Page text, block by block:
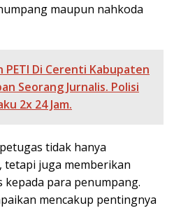
maupun nahkoda
PETI Di Cerenti Kabupaten
Seorang Jurnalis. Polisi
2x 24 Jam.
tidak hanya
tetapi juga memberikan
kepada para penumpang.
mencakup pentingnya